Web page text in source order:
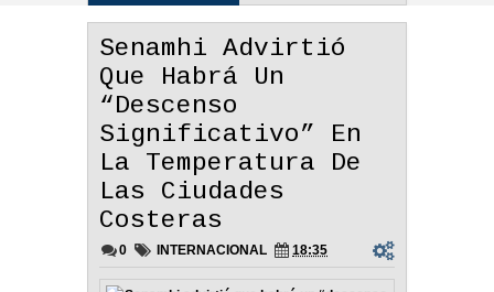
Senamhi Advirtió
Que Habrá Un
“Descenso
Significativo” En
La Temperatura De
Las Ciudades
Costeras
0 INTERNACIONAL 18:35